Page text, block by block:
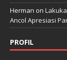
Herman on
Ancol Apresiasi
PROFIL